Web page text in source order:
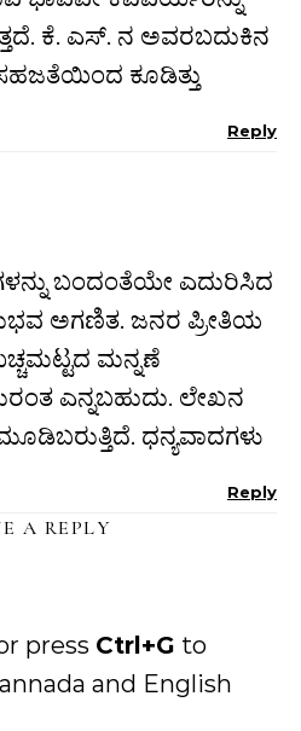
ಕೆ. ಎಸ್. ನ ಅವರಬದುಕಿನ
ಕೂಡಿತ್ತು
Reply
ಬಂದಂತೆಯೇ ಎದುರಿಸಿದ
ಅಗಣಿತ. ಜನರ ಪ್ರೀತಿಯ
ಮನ್ನಣೆ
ಎನ್ನಬಹುದು. ಲೇಖನ
ಧನ್ಯವಾದಗಳು
Reply
A REPLY
press Ctrl+G to
and English